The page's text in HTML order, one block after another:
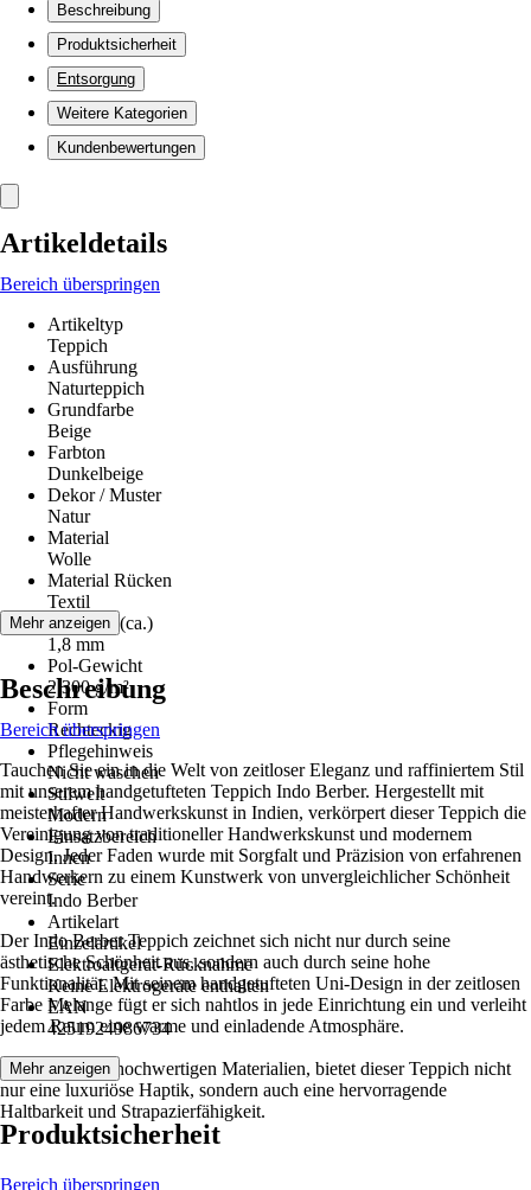
Beschreibung
Produktsicherheit
Entsorgung
Weitere Kategorien
Kundenbewertungen
Artikeldetails
Bereich überspringen
Artikeltyp
Teppich
Ausführung
Naturteppich
Grundfarbe
Beige
Farbton
Dunkelbeige
Dekor / Muster
Natur
Material
Wolle
Material Rücken
Textil
Florhöhe (ca.)
1,8 mm
Pol-Gewicht
2.300 g/m²
Form
Rechteckig
Pflegehinweis
Nicht waschen
Stilwelt
Modern
Einsatzbereich
Innen
Serie
Indo Berber
Artikelart
Einzelartikel
Elektroaltgerät-Rücknahme
Keine Elektrogeräte enthalten
EAN
4251924986734
Mehr anzeigen
Beschreibung
Bereich überspringen
Tauchen Sie ein in die Welt von zeitloser Eleganz und raffiniertem Stil
mit unserem handgetufteten Teppich Indo Berber. Hergestellt mit
meisterhafter Handwerkskunst in Indien, verkörpert dieser Teppich die
Vereinigung von traditioneller Handwerkskunst und modernem
Design. Jeder Faden wurde mit Sorgfalt und Präzision von erfahrenen
Handwerkern zu einem Kunstwerk von unvergleichlicher Schönheit
vereint.
Der Indo Berber Teppich zeichnet sich nicht nur durch seine
ästhetische Schönheit aus, sondern auch durch seine hohe
Funktionalität. Mit seinem handgetufteten Uni-Design in der zeitlosen
Farbe Melange fügt er sich nahtlos in jede Einrichtung ein und verleiht
jedem Raum eine warme und einladende Atmosphäre.
Hergestellt aus hochwertigen Materialien, bietet dieser Teppich nicht
nur eine luxuriöse Haptik, sondern auch eine hervorragende
Haltbarkeit und Strapazierfähigkeit.
Mehr anzeigen
Produktsicherheit
Bereich überspringen